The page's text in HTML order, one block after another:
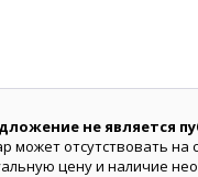
не является
может отсутствовать на
цену и наличие